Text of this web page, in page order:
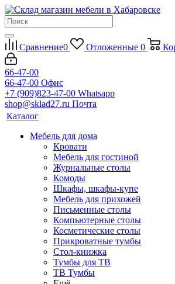
Сравнение0 Отложенные 0
66-47-00
66-47-00 Офис
+7 (909)823-47-00 Whatsapp
shop@sklad27.ru Почта
Каталог
Мебель для дома
Кровати
Мебель для гостиной
Журнальные столы
Комоды
Шкафы, шкафы-купе
Мебель для прихожей
Письменные столы
Компьютерные столы
Косметические столы
Прикроватные тумбы
Стол-книжка
Тумбы для ТВ
ТВ Тумбы